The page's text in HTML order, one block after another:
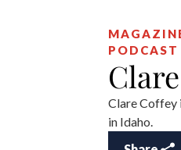
PODCAST
Clare Coffey
in Idaho.